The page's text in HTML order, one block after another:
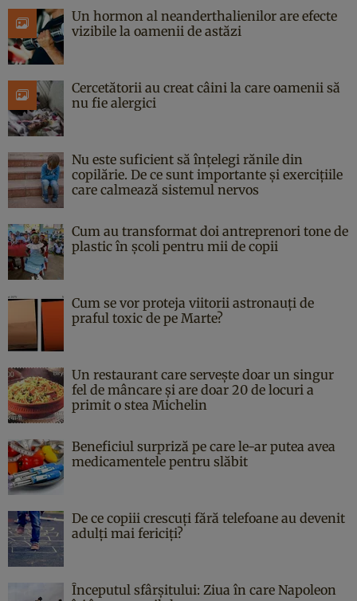
Un hormon al neanderthalienilor are efecte
vizibile la oamenii de astăzi
Cercetătorii au creat câini la care oamenii să
nu fie alergici
Nu este suficient să înțelegi rănile din
copilărie. De ce sunt importante și exercițiile
care calmează sistemul nervos
Cum au transformat doi antreprenori tone de
plastic în școli pentru mii de copii
Cum se vor proteja viitorii astronauți de
praful toxic de pe Marte?
Un restaurant care servește doar un singur
fel de mâncare și are doar 20 de locuri a
primit o stea Michelin
Beneficiul surpriză pe care le-ar putea avea
medicamentele pentru slăbit
De ce copiii crescuți fără telefoane au devenit
adulți mai fericiți?
Începutul sfârşitului: Ziua în care Napoleon